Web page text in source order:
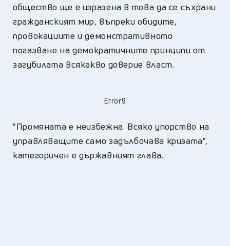
общество ще е изразена в това да се съхрани
гражданският мир, въпреки обидите,
провокациите и демонстративното
погазване на демократичните принципи от
загубилата всякакво доверие власт.
Error9
"Промяната е неизбежна. Всяко упорство на
управляващите само задълбочава кризата",
категоричен е държавният глава.